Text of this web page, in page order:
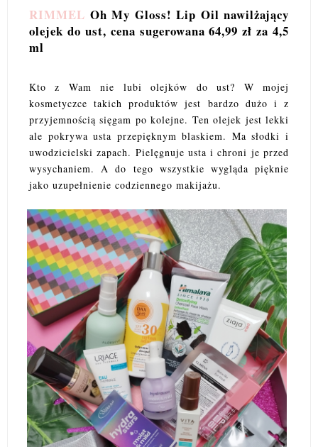
RIMMEL Oh My Gloss! Lip Oil nawilżający
olejek do ust, cena sugerowana 64,99 zł za 4,5
ml
Kto z Wam nie lubi olejków do ust? W mojej
kosmetyczce takich produktów jest bardzo dużo i z
przyjemnością sięgam po kolejne. Ten olejek jest lekki
ale pokrywa usta przepięknym blaskiem. Ma słodki i
uwodzicielski zapach. Pielęgnuje usta i chroni je przed
wysychaniem. A do tego wszystkie wygląda pięknie
jako uzupełnienie codziennego makijażu.